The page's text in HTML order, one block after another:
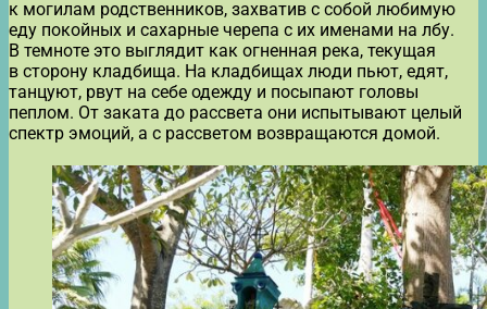
к могилам родственников, захватив с собой любимую
еду покойных и сахарные черепа с их именами на лбу.
В темноте это выглядит как огненная река, текущая
в сторону кладбища. На кладбищах люди пьют, едят,
танцуют, рвут на себе одежду и посыпают головы
пеплом. От заката до рассвета они испытывают целый
спектр эмоций, а с рассветом возвращаются домой.